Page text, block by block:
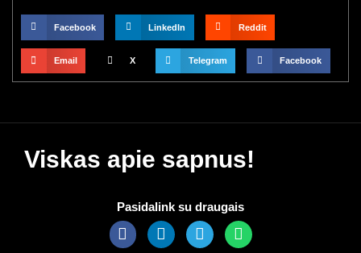
Facebook LinkedIn Reddit
Email X Telegram Facebook
Viskas apie sapnus!
Pasidalink su draugais